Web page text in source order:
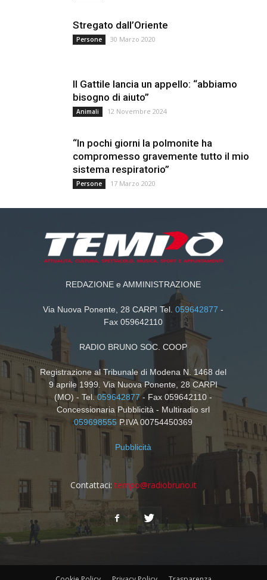
Stregato dall’Oriente
Persone 30 Marzo 2020
Il Gattile lancia un appello: “abbiamo
bisogno di aiuto”
Animali 12 Novembre 2024
“In pochi giorni la polmonite ha
compromesso gravemente tutto il mio
sistema respiratorio”
Persone 17 Marzo 2020
REDAZIONE e AMMINISTRAZIONE
Via Nuova Ponente, 28 CARPI Tel.059642877 -
Fax 059642110
RADIO BRUNO SOC. COOP
Registrazione al Tribunale di Modena N. 1468 del
9 aprile 1999. Via Nuova Ponente, 28 CARPI
(MO) - Tel.059642877- Fax 059642110 -
Concessionaria Pubblicità - Multiradio srl
059698555 P.IVA 00754450369
Pubblicità
Contattaci: tempo@radiobruno.it